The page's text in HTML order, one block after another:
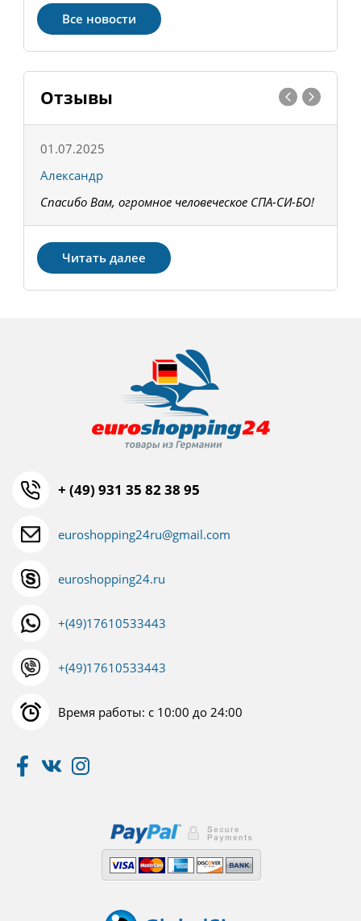
Все новости
Отзывы
01.07.2025
Александр
Спасибо Вам, огромное человеческое СПА-СИ-БО!
Читать далее
+ (49) 931 35 82 38 95
euroshopping24ru@gmail.com
euroshopping24.ru
+(49)17610533443
+(49)17610533443
Время работы: с 10:00 до 24:00